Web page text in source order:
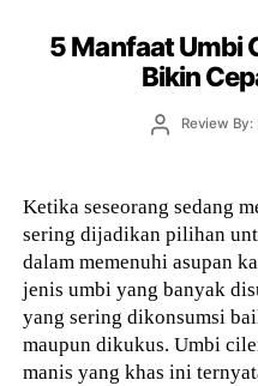
5 Manfaat Umbi
Bikin
PostReview By:
Ketika seseorang sedang
sering dijadikan pilihan
dalam memenuhi asupan
jenis umbi yang banyak
yang sering dikonsumsi
maupun dikukus. Umbi
manis yang khas ini